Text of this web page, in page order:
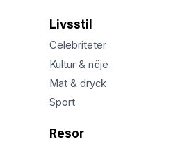
Livsstil
Celebriteter
Kultur & nöje
Mat & dryck
Sport
Resor